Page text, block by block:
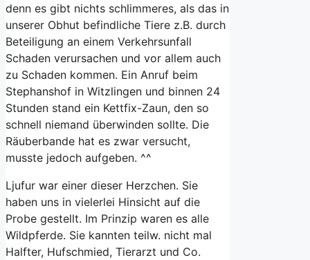
denn es gibt nichts schlimmeres, als das in
unserer Obhut befindliche Tiere z.B. durch
Beteiligung an einem Verkehrsunfall
Schaden verursachen und vor allem auch
zu Schaden kommen. Ein Anruf beim
Stephanshof in Witzlingen und binnen 24
Stunden stand ein Kettfix-Zaun, den so
schnell niemand überwinden sollte. Die
Räuberbande hat es zwar versucht,
musste jedoch aufgeben. ^^
Ljufur war einer dieser Herzchen. Sie
haben uns in vielerlei Hinsicht auf die
Probe gestellt. Im Prinzip waren es alle
Wildpferde. Sie kannten teilw. nicht mal
Halfter, Hufschmied, Tierarzt und Co.